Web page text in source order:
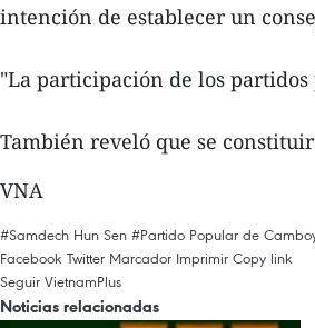
intención de establecer un
"La participación de los
También reveló que se
VNA
#Samdech Hun Sen #Partido Popular de
Facebook Twitter Marcador Imprimir Copy link
Seguir VietnamPlus
Noticias relacionadas